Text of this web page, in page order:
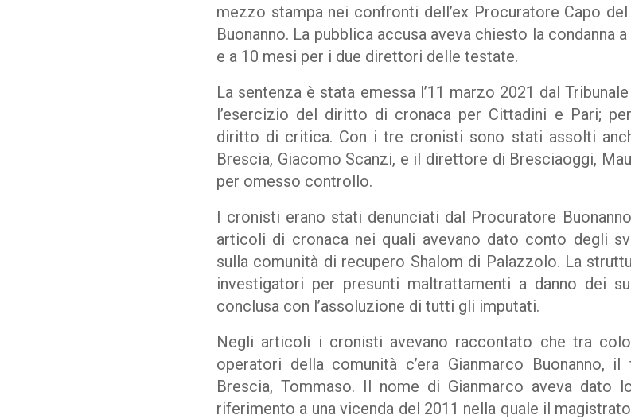
mezzo stampa nei confronti dell’ex Procuratore Capo
Buonanno. La pubblica accusa aveva chiesto la condanna
e a 10 mesi per i due direttori delle testate.
La sentenza è stata emessa l’11 marzo 2021 dal
l’esercizio del diritto di cronaca per Cittadini e Pari;
diritto di critica. Con i tre cronisti sono stati assolti
Brescia, Giacomo Scanzi, e il direttore di Bresciaoggi,
per omesso controllo.
I cronisti erano stati denunciati dal Procuratore
articoli di cronaca nei quali avevano dato conto degli
sulla comunità di recupero Shalom di Palazzolo. La
investigatori per presunti maltrattamenti a danno dei
conclusa con l’assoluzione di tutti gli imputati.
Negli articoli i cronisti avevano raccontato che tra
operatori della comunità c’era Gianmarco Buonanno,
Brescia, Tommaso. Il nome di Gianmarco aveva dato
riferimento a una vicenda del 2011 nella quale il